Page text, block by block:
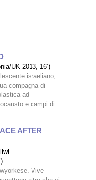
UK 2013, 16’)
israeliano,
compagna di
ad
e campi di
AFTER
Vive